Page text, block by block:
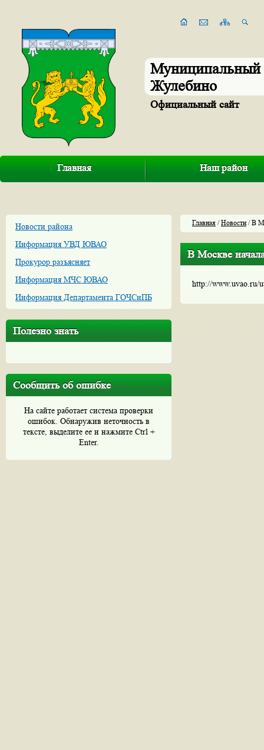
Муниципальный
Жулебино
Официальный сайт
Главная Наш район
Новости района
Информация УВД ЮВАО
Прокурор разъясняет
Информация МЧС ЮВАО
Информация Департамента ГОЧСиПБ
Полезно знать
Сообщить об ошибке
На сайте работает система проверки
ошибок. Обнаружив неточность в
тексте, выделите ее и нажмите Ctrl +
Enter.
Главная /Новости/ В
В Москве
http://www.uvao.ru/